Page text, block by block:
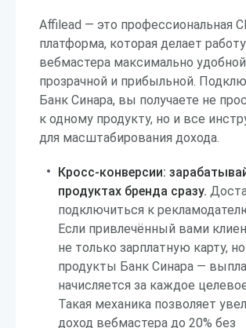
Affilead — это профессиональная
платформа, которая делает работу
вебмастера максимально
прозрачной и прибыльной.
Банк Синара, вы получаете не
к одному продукту, но и все
для масштабирования дохода.
Кросс-конверсии:
продуктах бренда сразу.
подключиться к
Если привлечённый вами
не только зарплатную карту,
продукты Банк Синара —
начисляется за каждое
Такая механика позволяет
доход вебмастера до 20% без